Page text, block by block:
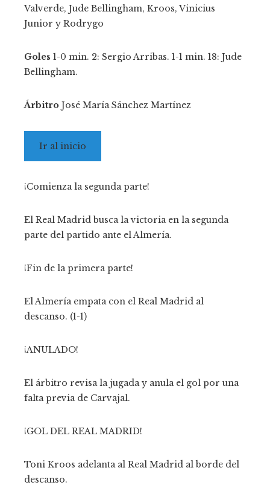
Valverde, Jude Bellingham, Kroos, Vinicius
Junior y Rodrygo
Goles 1-0 min. 2: Sergio Arribas. 1-1 min. 18: Jude
Bellingham.
Árbitro José María Sánchez Martínez
Ir al inicio
¡Comienza la segunda parte!
El Real Madrid busca la victoria en la segunda
parte del partido ante el Almería.
¡Fin de la primera parte!
El Almería empata con el Real Madrid al
descanso. (1-1)
¡ANULADO!
El árbitro revisa la jugada y anula el gol por una
falta previa de Carvajal.
¡GOL DEL REAL MADRID!
Toni Kroos adelanta al Real Madrid al borde del
descanso.